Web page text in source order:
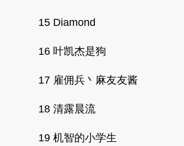
15 Diamond
16 叶凯杰是狗
17 雇佣兵丶麻友友酱
18 清露晨流
19 机智的小学生